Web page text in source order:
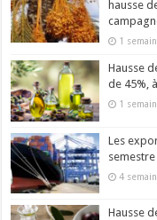
hausse
1
Hausse
de 45%,
1
Les
4
Hausse